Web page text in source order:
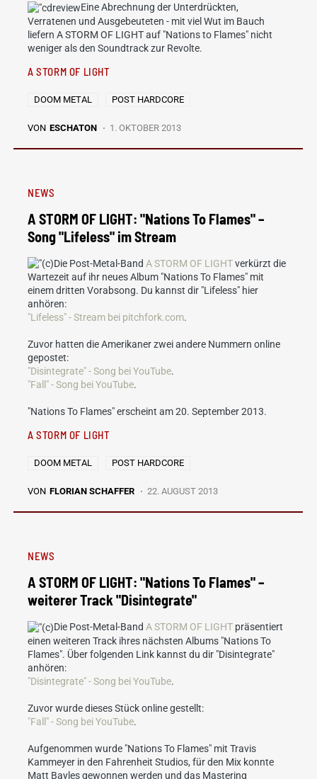
Eine Abrechnung der Unterdrückten,
Verratenen und Ausgebeuteten - mit viel Wut im Bauch
liefern A STORM OF LIGHT auf "Nations to Flames" nicht
weniger als den Soundtrack zur Revolte.
A STORM OF LIGHT
DOOM METAL POST HARDCORE
VON ESCHATON 1. OKTOBER 2013
NEWS
A STORM OF LIGHT: "Nations To Flames" –
Song "Lifeless" im Stream
Die Post-Metal-Band A STORM OF LIGHTverkürzt die
Wartezeit auf ihr neues Album "Nations To Flames" mit
einem dritten Vorabsong. Du kannst dir "Lifeless" hier
anhören:
"Lifeless" - Stream bei pitchfork.com.
Zuvor hatten die Amerikaner zwei andere Nummern online
gepostet:
"Disintegrate" - Song bei YouTube.
"Fall" - Song bei YouTube.
"Nations To Flames" erscheint am 20. September 2013.
A STORM OF LIGHT
DOOM METAL POST HARDCORE
VON FLORIAN SCHAFFER 22. AUGUST 2013
NEWS
A STORM OF LIGHT: "Nations To Flames" –
weiterer Track "Disintegrate"
Die Post-Metal-Band A STORM OF LIGHT präsentiert
einen weiteren Track ihres nächsten Albums "Nations To
Flames". Über folgenden Link kannst du dir "Disintegrate"
anhören:
"Disintegrate" - Song bei YouTube.
Zuvor wurde dieses Stück online gestellt:
"Fall" - Song bei YouTube.
Aufgenommen wurde "Nations To Flames" mit Travis
Kammeyer in den Fahrenheit Studios, für den Mix konnte
Matt Bayles gewonnen werden und das Mastering